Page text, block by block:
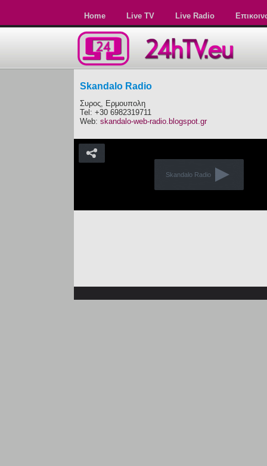
Home Live TV Live Radio
Skandalo Radio
Συρος, Ερμουπολη
Tel: +30 6982319711
Web: skandalo-web-radio.blogspot.gr
Skandalo Radio